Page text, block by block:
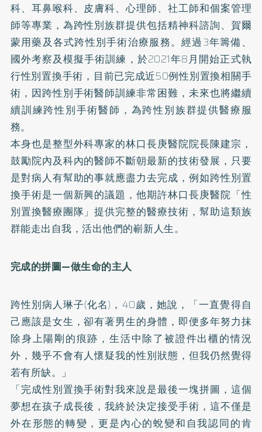
科、耳鼻喉科、皮膚科、心理師、社工師和個案管理
師等專業，為跨性別族群提供包括精神科諮詢、賀爾
蒙用藥及各式跨性別手術治療服務。經過3年籌備、
國外考察及模擬手術訓練，於2021年8月開始正式執
行性別置換手術，目前已完成近50例性別置換相關手
術，因跨性別手術醫師訓練非常困難，未來也將繼續
續訓練跨性別手術醫師，為跨性別族群提供醫療服
務。
本身也是整型外科專家的林口長庚醫院院長陳建宗，
鼓勵院內及科內的醫師不斷朝最新的技術發展，只要
是對病人有幫助的事就應盡力去完成，例如跨性別置
換手術是一個新興的議題，他期許林口長庚醫院「性
別置換醫療團隊」提供完整的醫療技術，幫助這類族
群能走出自我，活出他們的嶄新人生。
完成的拼圖—做生命的主人
跨性別病人琳子(化名)，40歲，她說，「一直覺得自
己應該是女生，卻有著男生的身體，即便多年努力抹
除身上陽剛的痕跡，生活中除了被證件出櫃的情況
外，幾乎不會有人懷疑我的性別狀態，但我仍然覺得
若有所缺。」
「完成性別置換手術對我來說是最後一塊拼圖，這個
夢想在孩子成長後，我終於決定接受手術，這不僅是
外在形態的轉變，更是內心的蛻變和自我認同的肯